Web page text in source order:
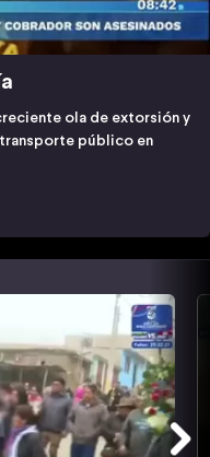
ola de extorsión y
público en